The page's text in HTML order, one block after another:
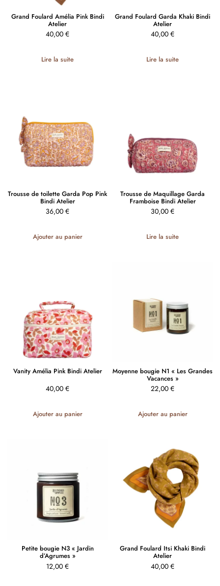
Grand Foulard Amélia Pink Bindi
Atelier
40,00 €
Lire la suite
Grand Foulard Garda Khaki Bindi
Atelier
40,00 €
Lire la suite
Trousse de toilette Garda Pop Pink
Bindi Atelier
36,00 €
Ajouter au panier
Trousse de Maquillage Garda
Framboise Bindi Atelier
30,00 €
Lire la suite
Vanity Amélia Pink Bindi Atelier
40,00 €
Ajouter au panier
Moyenne bougie N1 « Les Grandes
Vacances »
22,00 €
Ajouter au panier
Petite bougie N3 « Jardin
d’Agrumes »
12,00 €
Grand Foulard Itsi Khaki Bindi
Atelier
40,00 €